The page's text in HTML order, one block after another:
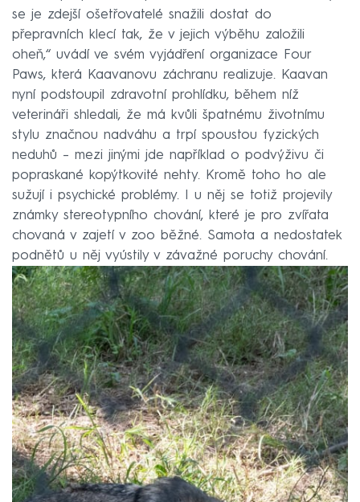
se je zdejší ošetřovatelé snažili dostat do
přepravních klecí tak, že v jejich výběhu založili
oheň,“ uvádí ve svém vyjádření organizace Four
Paws, která Kaavanovu záchranu realizuje. Kaavan
nyní podstoupil zdravotní prohlídku, během níž
veterináři shledali, že má kvůli špatnému životnímu
stylu značnou nadváhu a trpí spoustou fyzických
neduhů – mezi jinými jde například o podvýživu či
popraskané kopýtkovité nehty. Kromě toho ho ale
sužují i psychické problémy. I u něj se totiž projevily
známky stereotypního chování, které je pro zvířata
chovaná v zajetí v zoo běžné. Samota a nedostatek
podnětů u něj vyústily v závažné poruchy chování.